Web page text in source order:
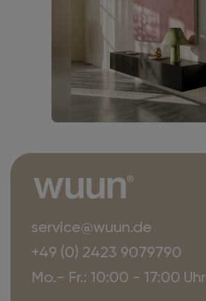
service@wuun.de
+49 (0) 2423 9079790
Mo.- Fr.: 10:00 - 17:00 Uhr